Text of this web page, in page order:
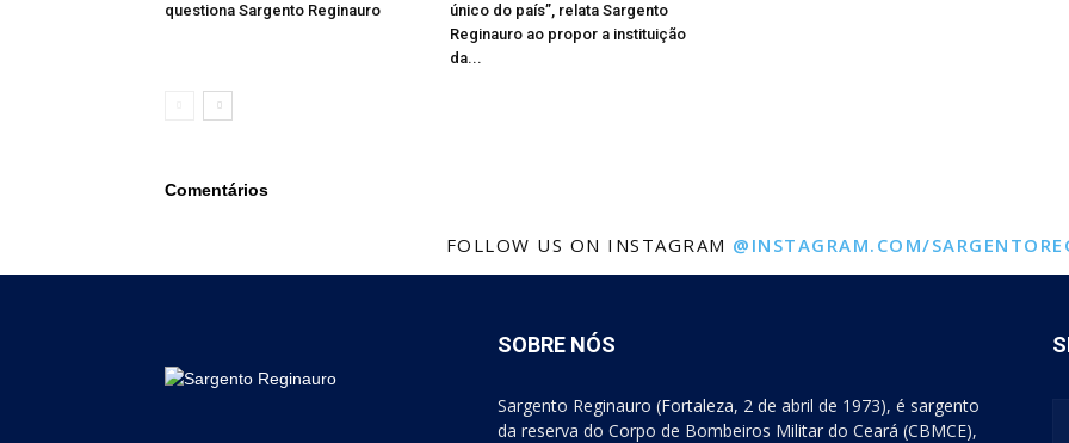
questiona Sargento Reginauro
único do país”, relata Sargento
Reginauro ao propor a instituição
da...
Comentários
FOLLOW US ON INSTAGRAM @INSTAGRAM.COM/
SOBRE NÓS
Sargento Reginauro (Fortaleza, 2 de abril de 1973), é sargento
da reserva do Corpo de Bombeiros Militar do Ceará (CBMCE),